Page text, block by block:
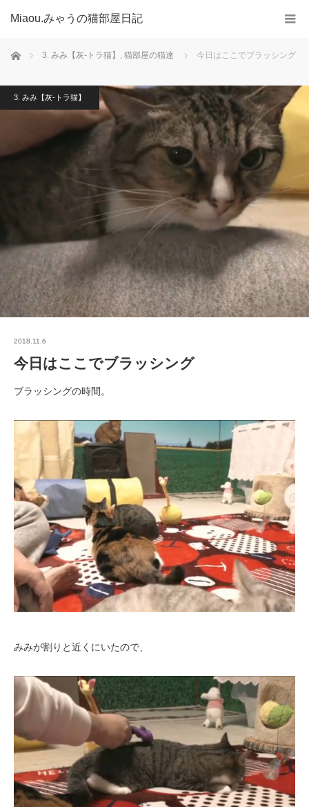
Miaou.みゃうの猫部屋日記
ホーム 3. みみ【灰-トラ猫】 , 猫部屋の猫達 今日はここでブラッシング
3. みみ【灰-トラ猫】
2018.11.6
今日はここでブラッシング
ブラッシングの時間。
みみが割りと近くにいたので、